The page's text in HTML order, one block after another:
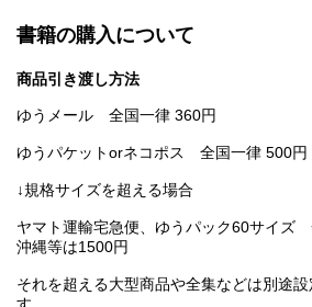
書籍の購入について
商品引き渡し方法
ゆうメール 全国一律 360円
ゆうパケットorネコポス 全国一律 500円
↓規格サイズを超える場合
ヤマト運輸宅急便、ゆうパック60サイ
沖縄等は1500円
それを超える大型商品や全集などは別途